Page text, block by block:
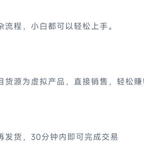
程，小白都可以轻松上手。
货源为虚拟产品，直接销售，轻松
发货，30分钟内即可完成交易